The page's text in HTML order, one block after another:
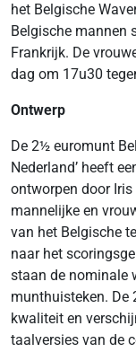
het Belgische
Belgische mannen
Frankrijk. De
dag om 17u30
Ontwerp
De 2½ euromunt
Nederland’ heeft
ontworpen door
mannelijke en
van het Belgische
naar het
staan de nominale
munthuisteken. De
kwaliteit en
taalversies van de